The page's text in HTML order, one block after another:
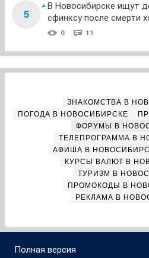
5
В Новосибирске ищут
сфинксу после смерти
0 11
ЗНАКОМСТВА В
ПОГОДА В НОВОСИБИРСКЕ
ФОРУМЫ В
ТЕЛЕПРОГРАММА В
АФИША В
КУРСЫ ВАЛЮТ В
ТУРИЗМ В
ПРОМОКОДЫ В
РЕКЛАМА В
Полная версия